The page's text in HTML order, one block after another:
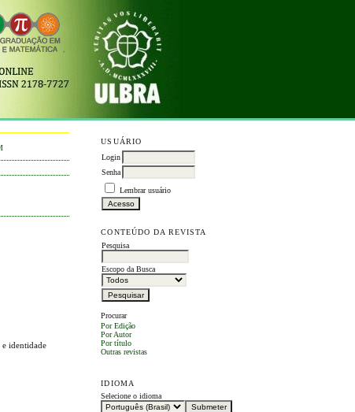
USUÁRIO
Login
Senha
Lembrar usuário
CONTEÚDO DA REVISTA
Pesquisa
Escopo da Busca
Procurar
Por Edição
Por Autor
Por título
Outras revistas
IDIOMA
Selecione o idioma
e identidade